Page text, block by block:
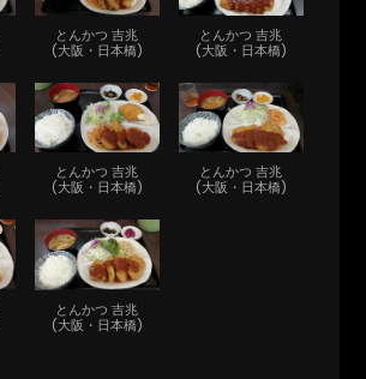
とんかつ 吉兆
(大阪・日本橋)
とんかつ 吉兆
(大阪・日本橋)
とんかつ 吉兆
(大阪・日本橋)
とんかつ 吉兆
(大阪・日本橋)
とんかつ 吉兆
(大阪・日本橋)